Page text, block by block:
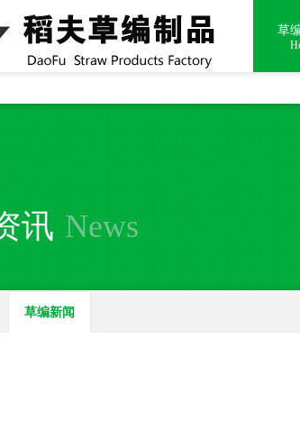
一24小时销售电话：15937370357 草
讯 News
草编新闻